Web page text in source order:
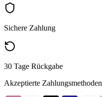
Sichere Zahlung
30 Tage Rückgabe
Akzeptierte Zahlungsmethoden